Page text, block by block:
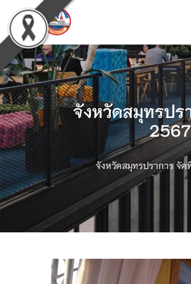
จังหวัดสมุทรปร
จังหวัดสมุทรปราการ จัด